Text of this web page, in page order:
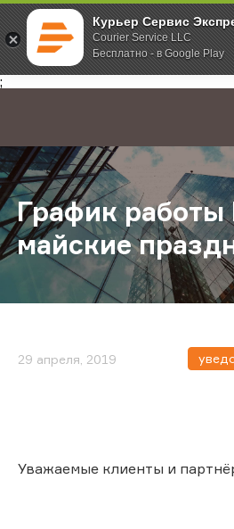
Курьер Сервис
Courier Service LLC
Бесплатно - в Google Play
;
Главная О компании Новости
График
майские
29 апреля, 2019
Уважаемые клиенты и